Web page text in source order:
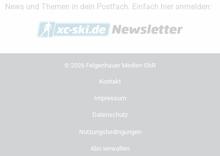
News und Themen in dein Postfach. Einfach hier anmelden:
© 2026 Felgenhauer Medien GbR
Kontakt
Impressum
Datenschutz
Nutzungsbedingungen
Abo verwalten